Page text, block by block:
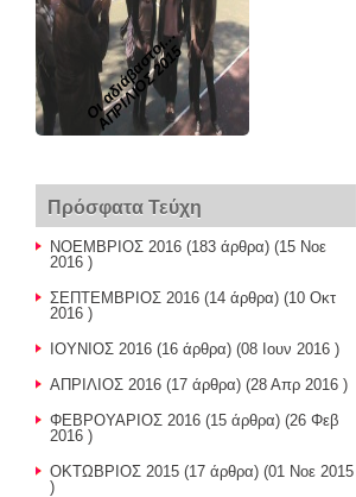
Οι αδιάβαστοι...
ΑΠΡΙΛΙΟΣ 2015
Πρόσφατα Τεύχη
ΝΟΕΜΒΡΙΟΣ 2016 (183 άρθρα) (15 Νοε
2016 )
ΣΕΠΤΕΜΒΡΙΟΣ 2016 (14 άρθρα) (10 Οκτ
2016 )
ΙΟΥΝΙΟΣ 2016 (16 άρθρα) (08 Ιουν 2016 )
ΑΠΡΙΛΙΟΣ 2016 (17 άρθρα) (28 Απρ 2016 )
ΦΕΒΡΟΥΑΡΙΟΣ 2016 (15 άρθρα) (26 Φεβ
2016 )
ΟΚΤΩΒΡΙΟΣ 2015 (17 άρθρα) (01 Νοε 2015
)